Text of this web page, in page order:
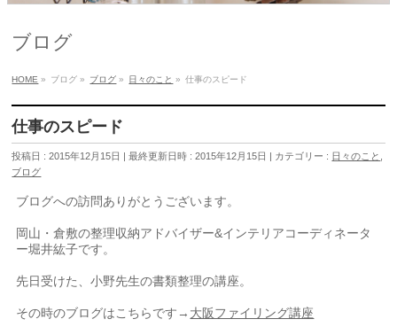
ブログ
HOME » ブログ » ブログ » 日々のこと » 仕事のスピード
仕事のスピード
投稿日 : 2015年12月15日 最終更新日時 : 2015年12月15日 カテゴリー : 日々のこと
ブログ
ブログへの訪問ありがとうございます。
岡山・倉敷の整理収納アドバイザー&インテリアコーディネータ
ー堀井紘子です。
先日受けた、小野先生の書類整理の講座。
その時のブログはこちらです→ 大阪ファイリング講座